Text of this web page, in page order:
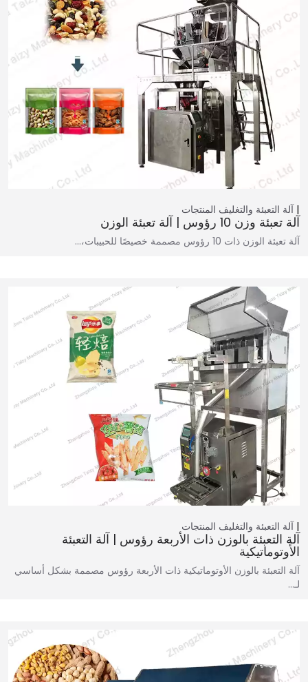
آلة التعبئة والتغليف المنتجات
آلة تعبئة وزن 10 رؤوس | آلة تعبئة الوزن
آلة تعبئة الوزن ذات 10 رؤوس مصممة خصيصًا للحبيبات،…
آلة التعبئة والتغليف المنتجات
آلة التعبئة بالوزن ذات الأربعة رؤوس | آلة التعبئة
الأوتوماتيكية
آلة التعبئة بالوزن الأوتوماتيكية ذات الأربعة رؤوس مصممة بشكل أساسي
لـ…